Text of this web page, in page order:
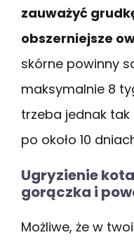
zauważyć
obszerniejsze
skórne powinny
maksymalnie 8
trzeba jednak
po około 10
Ugryzienie
gorączka i
Możliwe, że w